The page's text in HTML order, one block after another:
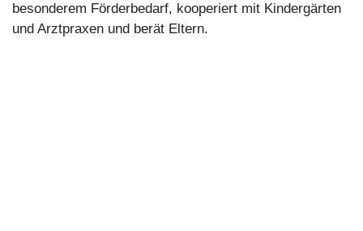
besonderem Förderbedarf, kooperiert mit Kindergärten
und Arztpraxen und berät Eltern.